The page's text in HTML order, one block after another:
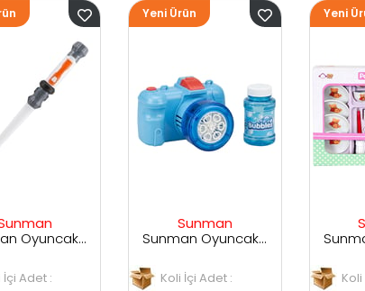
Sunman
Koli İçi Adet :
Yeni Ürün
Sunman
Koli İçi Adet :
Yeni Ürün